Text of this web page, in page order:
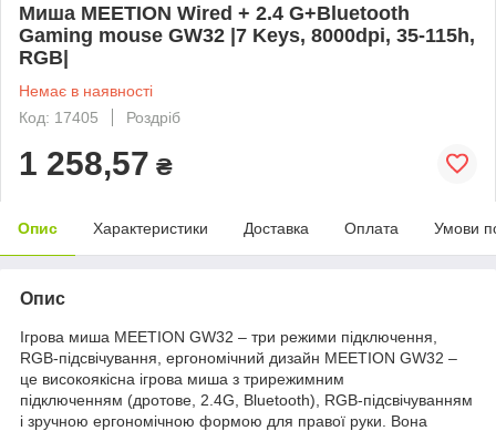
Миша MEETION Wired + 2.4 G+Bluetooth
Gaming mouse GW32 |7 Keys, 8000dpi, 35-115h,
RGB|
Немає в наявності
Код: 17405
Роздріб
1 258,57 ₴
Опис Характеристики Доставка Оплата Умови
Опис
Ігрова миша MEETION GW32 – три режими підключення,
RGB-підсвічування, ергономічний дизайн MEETION GW32 –
це високоякісна ігрова миша з трирежимним
підключенням (дротове, 2.4G, Bluetooth), RGB-підсвічуванням
і зручною ергономічною формою для правої руки. Вона